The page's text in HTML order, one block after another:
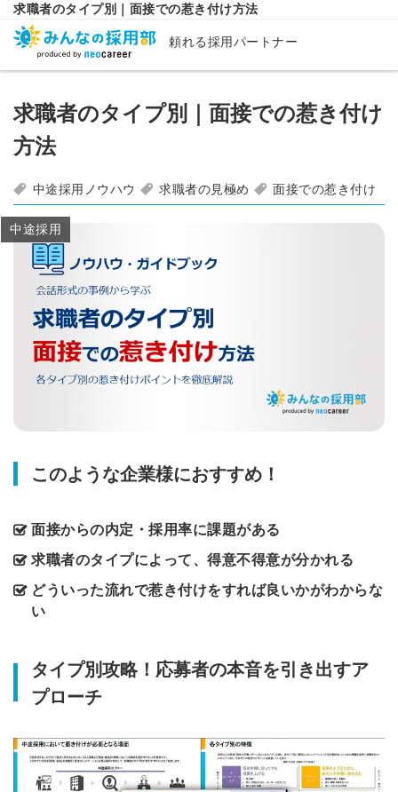
求職者のタイプ別｜面接での惹き付け方法
頼れる採用パートナー
求職者のタイプ別｜面接での惹き付け
方法
中途採用ノウハウ 求職者の見極め 面接での惹き付け
中途採用
このような企業様におすすめ！
面接からの内定・採用率に課題がある
求職者のタイプによって、得意不得意が分かれる
どういった流れで惹き付けをすれば良いかがわからな
い
タイプ別攻略！応募者の本音を引き出すア
プローチ